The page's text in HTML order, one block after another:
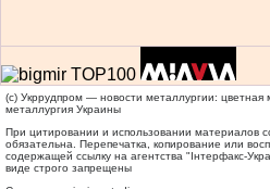
(c) Укррудпром — новости металлургии: цветная
металлургия Украины
При цитировании и использовании материалов
обязательна. Перепечатка, копирование или
содержащей ссылку на агентства "Iнтерфакс-
виде строго запрещены